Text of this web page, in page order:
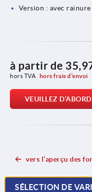
Version : avec rainure
à partir de
hors TVA hors frais d’envoi
VEUILLEZ
vers l’aperçu des
SÉLECTION DE